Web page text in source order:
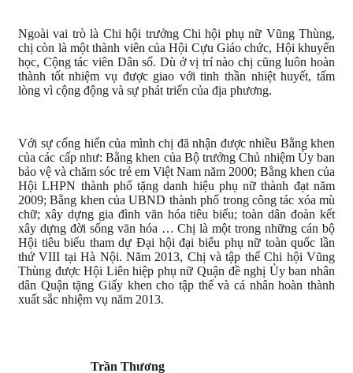
Ngoài vai trò là Chi hội trưởng Chi hội phụ nữ Vũng Thùng,
chị còn là một thành viên của Hội Cựu Giáo chức, Hội khuyến
học, Cộng tác viên Dân số. Dù ở vị trí nào chị cũng luôn hoàn
thành tốt nhiệm vụ được giao với tinh thần nhiệt huyết, tấm
lòng vì cộng động và sự phát triển của địa phương.
Với sự cống hiến của mình chị đã nhận được nhiều Bằng khen
của các cấp như: Bằng khen của Bộ trưởng Chủ nhiệm Ủy ban
bảo vệ và chăm sóc trẻ em Việt Nam năm 2000; Bằng khen của
Hội LHPN thành phố tặng danh hiệu phụ nữ thành đạt năm
2009; Bằng khen của UBND thành phố trong công tác xóa mù
chữ; xây dựng gia đình văn hóa tiêu biểu; toàn dân đoàn kết
xây dựng đời sống văn hóa … Chị là một trong những cán bộ
Hội tiêu biểu tham dự Đại hội đại biểu phụ nữ toàn quốc lần
thứ VIII tại Hà Nội. Năm 2013, Chị và tập thể Chi hội Vũng
Thùng được Hội Liên hiệp phụ nữ Quận đề nghị Ủy ban nhân
dân Quận tặng Giấy khen cho tập thể và cá nhân hoàn thành
xuất sắc nhiệm vụ năm 2013.
Trần Thương